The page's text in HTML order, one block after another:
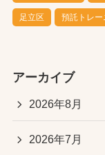
足立区 預託トレー
アーカイブ
2026年8月
2026年7月